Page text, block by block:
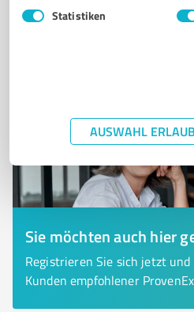
Statistiken
AUSWAHL
0,00 /
Sie möchten auch hier
Registrieren Sie sich jetzt
Kunden empfohlener